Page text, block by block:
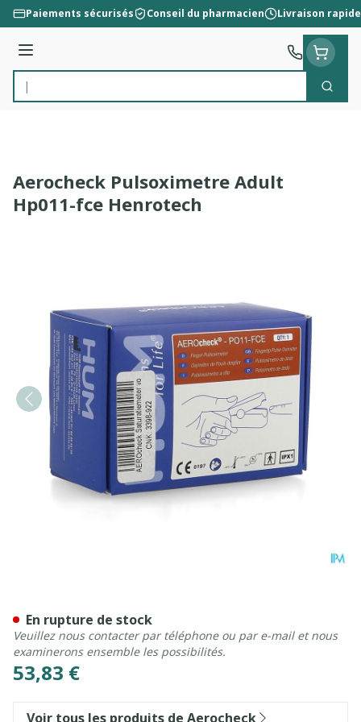
Aller au contenu
Paiements sécurisés Conseil du pharmacien Livraison rapide
Menu
Rechercher
Aerocheck Pulsoximetre Adult
Hp011-fce Henrotech
53,83 €
En rupture de stock
Veuillez nous contacter par téléphone ou par e-mail et nous
examinerons ensemble les possibilités.
Voir tous les produits de Aerocheck